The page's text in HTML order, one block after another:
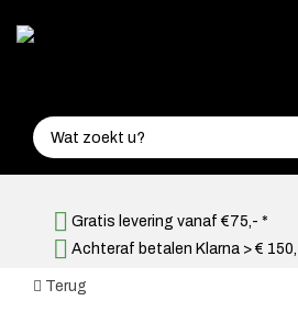
Gratis levering vanaf €75,- *
Achteraf betalen Klarna > €
Terug